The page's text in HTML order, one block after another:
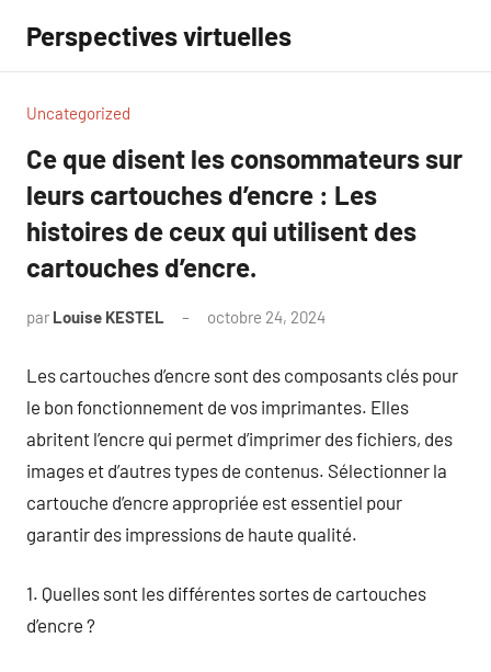
contenu
Perspectives virtuelles
Uncategorized
Ce que disent les consommateurs sur
leurs cartouches d’encre : Les
histoires de ceux qui utilisent des
cartouches d’encre.
par Louise KESTEL octobre 24, 2024
Les cartouches d’encre sont des composants clés pour
le bon fonctionnement de vos imprimantes. Elles
abritent l’encre qui permet d’imprimer des fichiers, des
images et d’autres types de contenus. Sélectionner la
cartouche d’encre appropriée est essentiel pour
garantir des impressions de haute qualité.
1. Quelles sont les différentes sortes de cartouches
d’encre ?